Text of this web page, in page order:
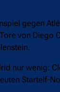
gegen
von Diego
nur wenig:
Startelf-